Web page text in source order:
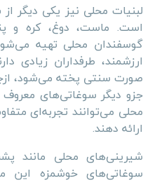
لبنیات محلی نیز یکی دیگر
است. ماست، دوغ، کره و
گوسفندان محلی تهیه
ارزشمند، طرفداران زیادی
صورت سنتی پخته می‌شود،
جزو دیگر سوغاتی‌های
محلی می‌توانند تجربه‌ای
ارائه دهند.
شیرینی‌های محلی مانند
سوغاتی‌های خوشمزه این